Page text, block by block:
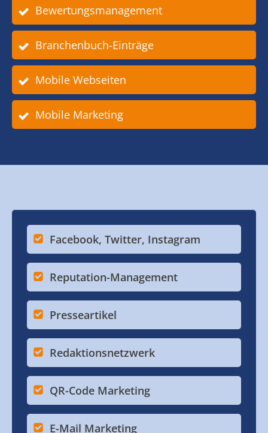
Bewertungsmanagement
Branchenbuch-Einträge
Mobile Webseiten
Mobile Marketing
Facebook, Twitter, Instagram
Reputation-Management
Presseartikel
Redaktionsnetzwerk
QR-Code Marketing
E-Mail Marketing